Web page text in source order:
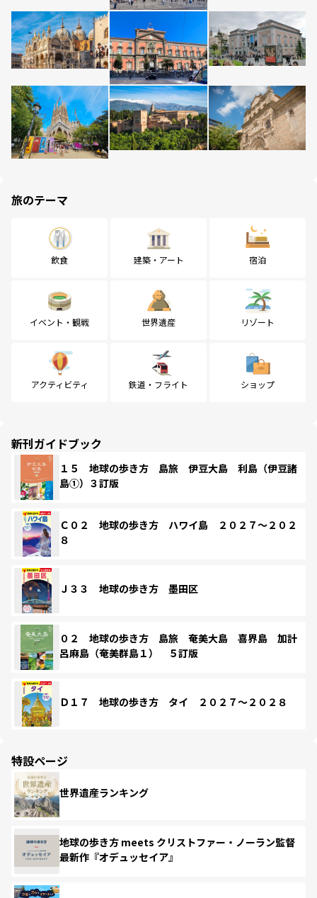
旅のテーマ
飲食 建築・アート 宿泊
イベント・観戦 世界遺産 リゾート
アクティビティ 鉄道・フライト ショップ
新刊ガイドブック
１５ 地球の歩き方 島旅 伊豆大島 利島（伊豆諸
島①）３訂版
Ｃ０２ 地球の歩き方 ハワイ島 ２０２７～２０２
８
Ｊ３３ 地球の歩き方 墨田区
０２ 地球の歩き方 島旅 奄美大島 喜界島 加計
呂麻島（奄美群島１） ５訂版
Ｄ１７ 地球の歩き方 タイ ２０２７～２０２８
特設ページ
世界遺産ランキング
地球の歩き方 meets クリストファー・ノーラン監督
最新作『オデュッセイア』